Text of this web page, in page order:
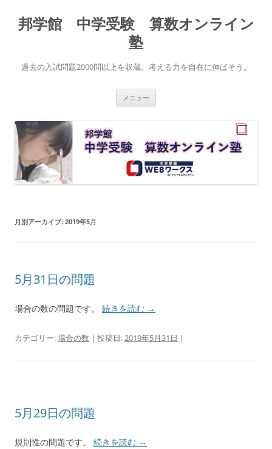
テ
ン
キ
ッ
邦学館 中学受験 算数オンライン
塾
過去の入試問題2000問以上を収蔵。考える力を自在に伸ばそう。
メニュー
月別アーカイブ: 2019年5月
5月31日の問題
場合の数の問題です。 続きを読む →
カテゴリー:場合の数 | 投稿日:2019年5月31日 |
5月29日の問題
規則性の問題です。 続きを読む →